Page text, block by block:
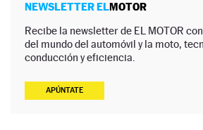
NEWSLETTER ELMOTOR
Recibe la newsletter de EL MOTOR
del mundo del automóvil y la moto,
conducción y eficiencia.
APÚNTATE